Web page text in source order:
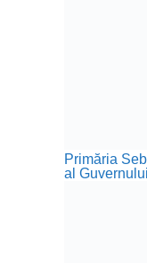
Primăria
al